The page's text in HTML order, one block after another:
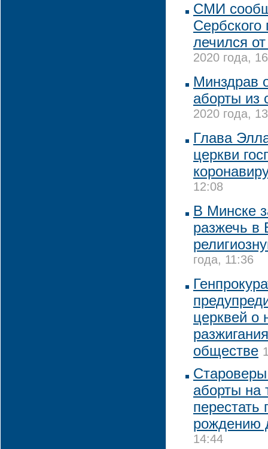
СМИ
Сербского
лечился
2020 года,
Минздрав
аборты
2020 года,
Глава
церкви
12:08
В Минске
разжечь в
года, 11:36
церквей о
обществе
Староверы
аборты на
перестать
рождению
14:44